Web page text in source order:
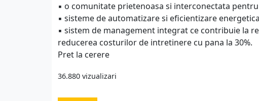
▪️ o comunitate prietenoasa si interconectata
▪️ sisteme de automatizare si eficientizare
▪️ sistem de management integrat ce contribuie la
reducerea costurilor de intretinere cu pana la 30%.
Pret la cerere
36.880 vizualizari